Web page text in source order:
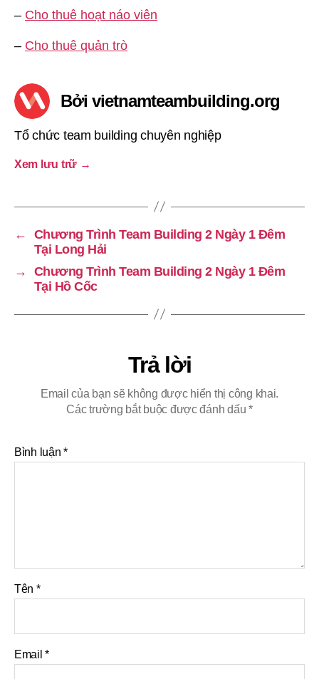
– Cho thuê hoạt náo viên
– Cho thuê quản trò
Bởi vietnamteambuilding.org
Tổ chức team building chuyên nghiệp
Xem lưu trữ →
←
Chương Trình Team Building 2 Ngày 1 Đêm
Tại Long Hải
→
Chương Trình Team Building 2 Ngày 1 Đêm
Tại Hồ Cốc
Trả lời
Email của bạn sẽ không được hiển thị công khai.
Các trường bắt buộc được đánh dấu*
Bình luận*
Tên *
Email*